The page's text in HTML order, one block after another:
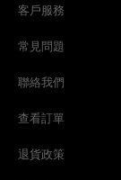
客戶服務
常見問題
聯絡我們
查看訂單
退貨政策